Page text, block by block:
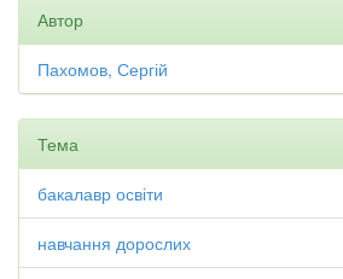
Автор
Пахомов, Сергій
Тема
бакалавр освіти
навчання дорослих